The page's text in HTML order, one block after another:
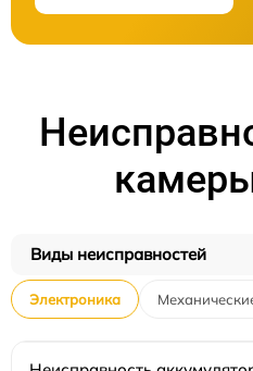
Виды неисправностей
Электроника